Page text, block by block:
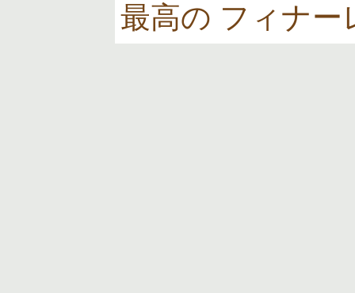
最高の フィナー